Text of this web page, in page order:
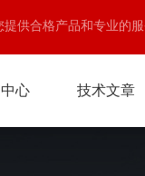
供合格产品和专业的服
心 技术文章